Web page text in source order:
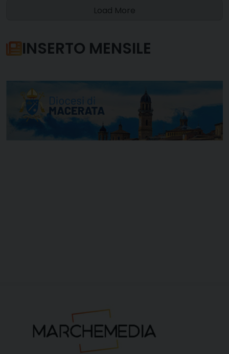
Load More
INSERTO MENSILE